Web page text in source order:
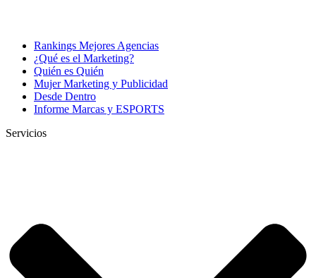
Rankings Mejores Agencias
¿Qué es el Marketing?
Quién es Quién
Mujer Marketing y Publicidad
Desde Dentro
Informe Marcas y ESPORTS
Servicios